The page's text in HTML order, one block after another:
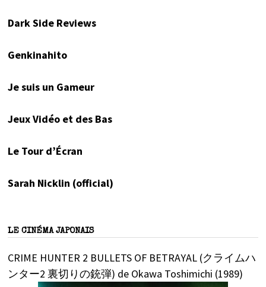
Dark Side Reviews
Genkinahito
Je suis un Gameur
Jeux Vidéo et des Bas
Le Tour d’Écran
Sarah Nicklin (official)
LE CINÉMA JAPONAIS
CRIME HUNTER 2 BULLETS OF BETRAYAL (クライムハ
ンター2 裏切りの銃弾) de Okawa Toshimichi (1989)